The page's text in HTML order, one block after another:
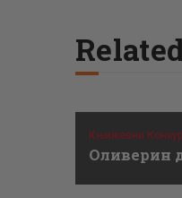
Књижевни
Оливерин